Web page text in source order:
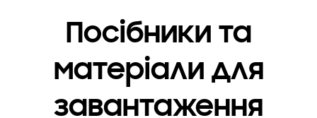
Посібники та
матеріали для
завантаження